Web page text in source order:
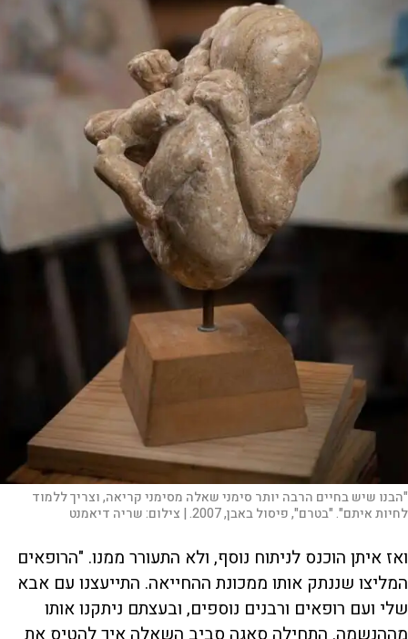
"הבנו שיש בחיים הרבה יותר סימני שאלה מסימני קריאה, וצריך ללמוד
לחיות איתם". "בטרם", פיסול באבן, 2007. |
צילום:שריה דיאמנט
ואז איתן הוכנס לניתוח נוסף, ולא התעורר ממנו. "הרופאים
המליצו שננתק אותו ממכונת ההחייאה. התייעצנו עם אבא
שלי ועם רופאים ורבנים נוספים, ובעצתם ניתקנו אותו